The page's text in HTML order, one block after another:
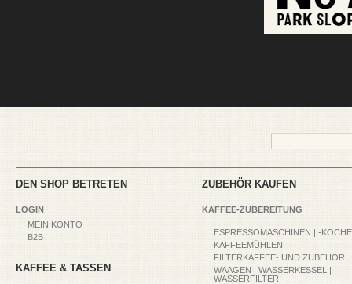
DEN SHOP BETRETEN
LOGIN
MEIN KONTO
B2B
KAFFEE & TASSEN
ZUBEHÖR KAUFEN
KAFFEE-ZUBEREITUNG
ESPRESSOMASCHINEN | -
KAFFEEMÜHLEN
FILTERKAFFEE- UND ZUBEHÖR
WAAGEN | WASSERKESSEL |
WASSERFILTER